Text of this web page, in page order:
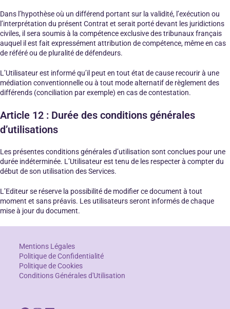
Dans l’hypothèse où un différend portant sur la validité, l’exécution ou
l’interprétation du présent Contrat et serait porté devant les juridictions
civiles, il sera soumis à la compétence exclusive des tribunaux français
auquel il est fait expressément attribution de compétence, même en cas
de référé ou de pluralité de défendeurs.
L’Utilisateur est informé qu’il peut en tout état de cause recourir à une
médiation conventionnelle ou à tout mode alternatif de règlement des
différends (conciliation par exemple) en cas de contestation.
Article 12 : Durée des conditions générales
d’utilisations
Les présentes conditions générales d’utilisation sont conclues pour une
durée indéterminée. L’Utilisateur est tenu de les respecter à compter du
début de son utilisation des Services.
L’Editeur se réserve la possibilité de modifier ce document à tout
moment et sans préavis. Les utilisateurs seront informés de chaque
mise à jour du document.
Mentions Légales
Politique de Confidentialité
Politique de Cookies
Conditions Générales d'Utilisation